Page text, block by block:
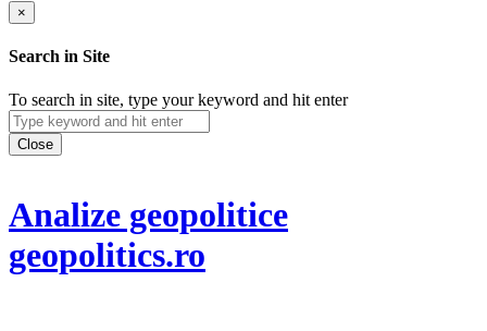
×
Search in Site
To search in site, type your keyword and hit enter
Close
Analize geopolitice
geopolitics.ro